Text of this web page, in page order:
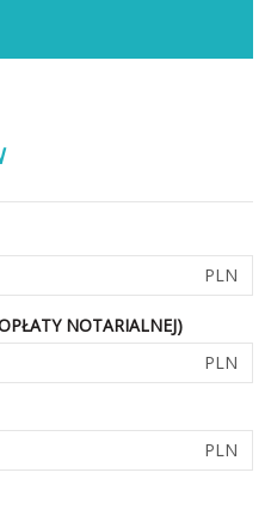
PLN
NOTARIALNEJ)
PLN
PLN